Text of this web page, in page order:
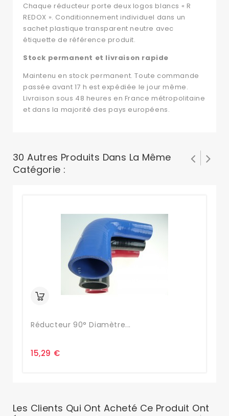
Chaque réducteur porte deux logos blancs « R
REDOX ». Conditionnement individuel dans un
sachet plastique transparent neutre avec
étiquette de référence produit.
Stock permanent et livraison rapide
Maintenu en stock permanent. Toute commande
passée avant 17 h est expédiée le jour même.
Livraison sous 48 heures en France métropolitaine
et dans la majorité des pays européens.
30 Autres Produits Dans La Même
Catégorie :
Réducteur 90° Diamètre...
15,29 €
Les Clients Qui Ont Acheté Ce Produit Ont